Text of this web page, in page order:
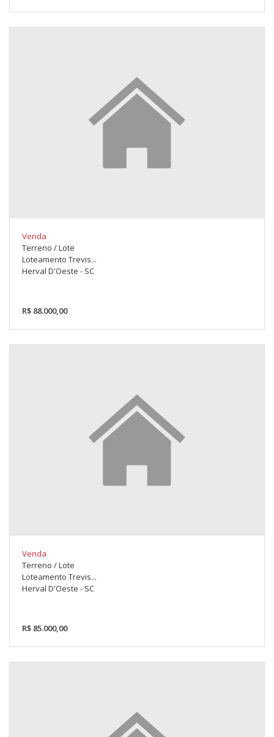
Venda
Terreno / Lote
Loteamento Trevis...
Herval D'Oeste - SC
R$ 88.000,00
Venda
Terreno / Lote
Loteamento Trevis...
Herval D'Oeste - SC
R$ 85.000,00